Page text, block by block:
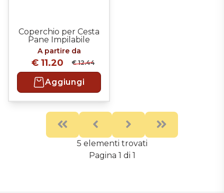
Coperchio per Cesta
Pane Impilabile
A partire da
€ 11.20 € 12.44
Aggiungi
First Previous
5 elementi trovati
Pagina 1 di 1
NextLast